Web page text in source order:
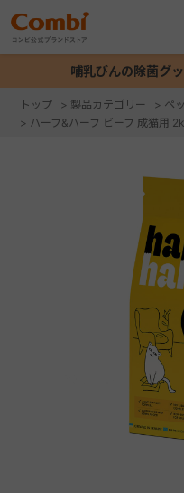
哺乳びんの除菌グ
トップ > 製品カテゴリー > ペ
> ハーフ&ハーフ ビーフ 成猫用